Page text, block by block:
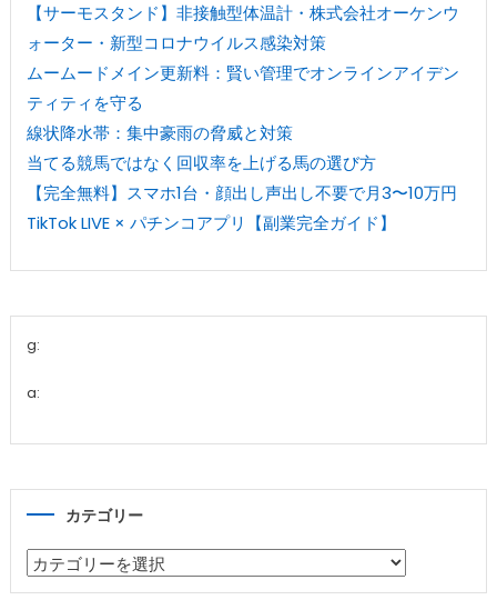
【サーモスタンド】非接触型体温計・株式会社オーケンウ
ォーター・新型コロナウイルス感染対策
ムームードメイン更新料：賢い管理でオンラインアイデン
ティティを守る
線状降水帯：集中豪雨の脅威と対策
当てる競馬ではなく回収率を上げる馬の選び方
【完全無料】スマホ1台・顔出し声出し不要で月3〜10万円
TikTok LIVE × パチンコアプリ【副業完全ガイド】
g:
a:
カテゴリー
カ
テ